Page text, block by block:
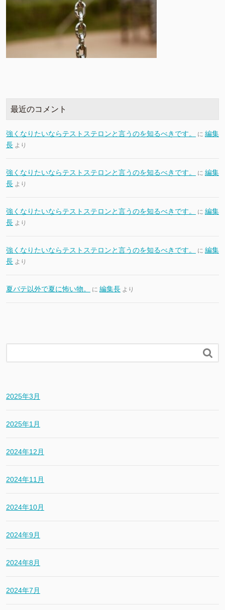
最近のコメント
強くなりたいならテストステロンと言うのを知るべきです。 に 編集
長 より
強くなりたいならテストステロンと言うのを知るべきです。 に 編集
長 より
強くなりたいならテストステロンと言うのを知るべきです。 に 編集
長 より
強くなりたいならテストステロンと言うのを知るべきです。 に 編集
長 より
夏バテ以外で夏に怖い物。 に 編集長 より

2025年3月
2025年1月
2024年12月
2024年11月
2024年10月
2024年9月
2024年8月
2024年7月